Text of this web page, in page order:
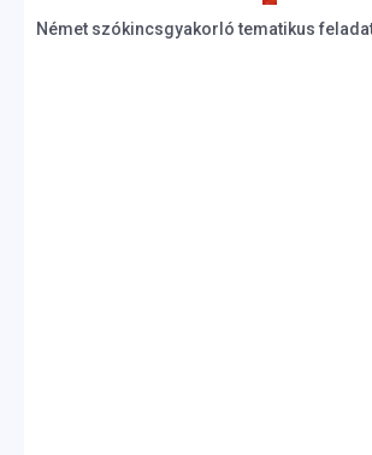
Német szókincsgyakorló tematikus